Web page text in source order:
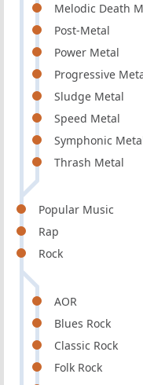
Melodic Death
Post-Metal
Power Metal
Progressive
Sludge Metal
Speed Metal
Symphonic
Thrash Metal
Popular Music
Rap
Rock
AOR
Blues Rock
Classic Rock
Folk Rock